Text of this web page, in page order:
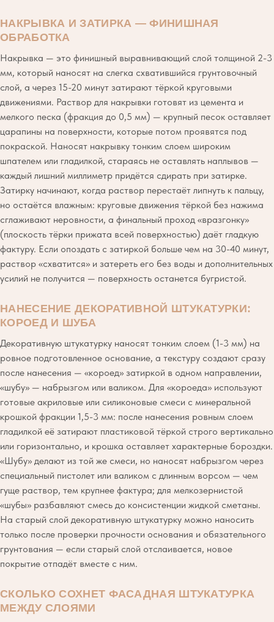
НАКРЫВКА И ЗАТИРКА — ФИНИШНАЯ
ОБРАБОТКА
Накрывка — это финишный выравнивающий слой толщиной 2-3
мм, который наносят на слегка схватившийся грунтовочный
слой, а через 15-20 минут затирают тёркой круговыми
движениями. Раствор для накрывки готовят из цемента и
мелкого песка (фракция до 0,5 мм) — крупный песок оставляет
царапины на поверхности, которые потом проявятся под
покраской. Наносят накрывку тонким слоем широким
шпателем или гладилкой, стараясь не оставлять наплывов —
каждый лишний миллиметр придётся сдирать при затирке.
Затирку начинают, когда раствор перестаёт липнуть к пальцу,
но остаётся влажным: круговые движения тёркой без нажима
сглаживают неровности, а финальный проход «вразгонку»
(плоскость тёрки прижата всей поверхностью) даёт гладкую
фактуру. Если опоздать с затиркой больше чем на 30-40 минут,
раствор «схватится» и затереть его без воды и дополнительных
усилий не получится — поверхность останется бугристой.
НАНЕСЕНИЕ ДЕКОРАТИВНОЙ ШТУКАТУРКИ:
КОРОЕД И ШУБА
Декоративную штукатурку наносят тонким слоем (1-3 мм) на
ровное подготовленное основание, а текстуру создают сразу
после нанесения — «короед» затиркой в одном направлении,
«шубу» — набрызгом или валиком. Для «короеда» используют
готовые акриловые или силиконовые смеси с минеральной
крошкой фракции 1,5-3 мм: после нанесения ровным слоем
гладилкой её затирают пластиковой тёркой строго вертикально
или горизонтально, и крошка оставляет характерные бороздки.
«Шубу» делают из той же смеси, но наносят набрызгом через
специальный пистолет или валиком с длинным ворсом — чем
гуще раствор, тем крупнее фактура; для мелкозернистой
«шубы» разбавляют смесь до консистенции жидкой сметаны.
На старый слой декоративную штукатурку можно наносить
только после проверки прочности основания и обязательного
грунтования — если старый слой отслаивается, новое
покрытие отпадёт вместе с ним.
СКОЛЬКО СОХНЕТ ФАСАДНАЯ ШТУКАТУРКА
МЕЖДУ СЛОЯМИ